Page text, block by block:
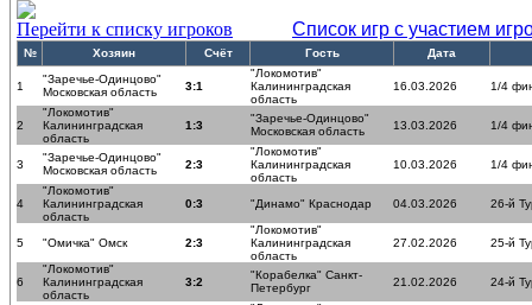
Перейти к списку игроков
Список игр с участием
№ Хозяин Счёт Гость Дата
1
"Заречье-Одинцово"
Московская область
3:1
"Локомотив"
Калининградская
область
16.03.2026 1/4
2
"Локомотив"
Калининградская
область
1:3
"Заречье-Одинцово"
Московская область
13.03.2026 1/4
3
"Заречье-Одинцово"
Московская область
2:3
"Локомотив"
Калининградская
область
10.03.2026 1/4
4
"Локомотив"
Калининградская
область
0:3 "Динамо" Краснодар 04.03.2026 26-й
5 "Омичка" Омск 2:3
"Локомотив"
Калининградская
область
27.02.2026 25-й
6
"Локомотив"
Калининградская
область
3:2
"Корабелка" Санкт-
Петербург
21.02.2026 24-й